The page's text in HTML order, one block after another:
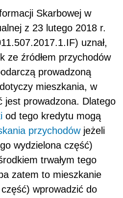
Skarbowej w
z 23 lutego 2018 r.
uznał,
ze źródłem przychodów
prowadzoną
mieszkania, w
jest prowadzona. Dlatego
od tego kredytu mogą
przychodówjeżeli
wydzielona część)
trwałym tego
zatem to mieszkanie
wprowadzić do